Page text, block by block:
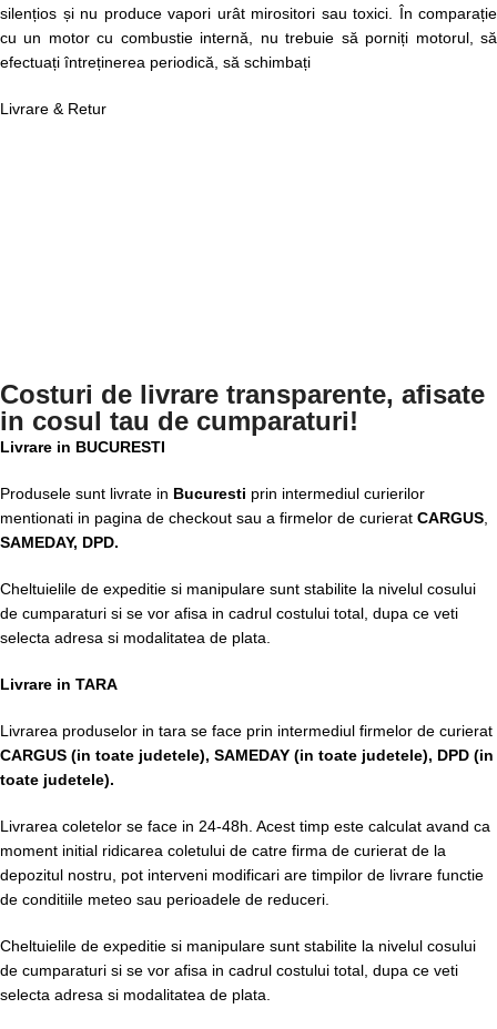
silențios și nu produce vapori urât mirositori sau toxici. În comparație
cu un motor cu combustie internă, nu trebuie să porniți motorul, să
efectuați întreținerea periodică, să schimbați
Livrare & Retur
Costuri de livrare transparente, afisate
in cosul tau de cumparaturi!
Livrare in BUCURESTI
Produsele sunt livrate in Bucuresti prin intermediul curierilor
mentionati in pagina de checkout sau a firmelor de curierat CARGUS
SAMEDAY, DPD.
Cheltuielile de expeditie si manipulare sunt stabilite la nivelul cosului
de cumparaturi si se vor afisa in cadrul costului total, dupa ce veti
selecta adresa si modalitatea de plata.
Livrare in TARA
Livrarea produselor in tara se face prin intermediul firmelor de curierat
CARGUS (in toate judetele), SAMEDAY (in toate judetele), DPD (in
toate judetele).
Livrarea coletelor se face in 24-48h. Acest timp este calculat avand ca
moment initial ridicarea coletului de catre firma de curierat de la
depozitul nostru, pot interveni modificari are timpilor de livrare functie
de conditiile meteo sau perioadele de reduceri.
Cheltuielile de expeditie si manipulare sunt stabilite la nivelul cosului
de cumparaturi si se vor afisa in cadrul costului total, dupa ce veti
selecta adresa si modalitatea de plata.